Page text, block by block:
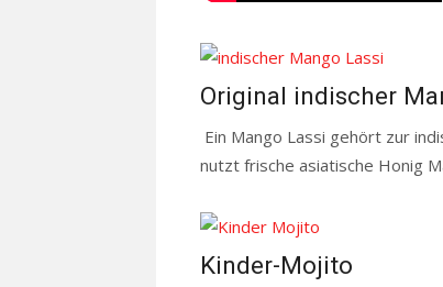
Original indischer
Ein Mango Lassi gehört zur
nutzt frische asiatische Honig
Kinder-Mojito